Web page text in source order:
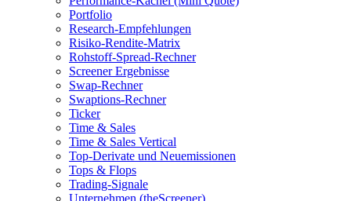
Portfolio
Research-Empfehlungen
Risiko-Rendite-Matrix
Rohstoff-Spread-Rechner
Screener Ergebnisse
Swap-Rechner
Swaptions-Rechner
Ticker
Time & Sales
Time & Sales Vertical
Top-Derivate und Neuemissionen
Tops & Flops
Trading-Signale
Unternehmen (theScreener)